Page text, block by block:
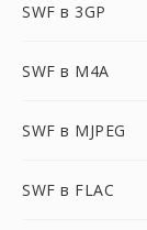
SWF в 3GP
SWF в M4A
SWF в MJPEG
SWF в FLAC